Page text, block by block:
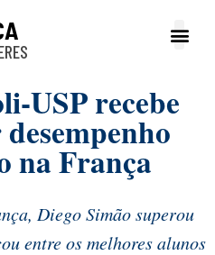
USP recebe
na França
Diego Simão superou
entre os melhores alunos